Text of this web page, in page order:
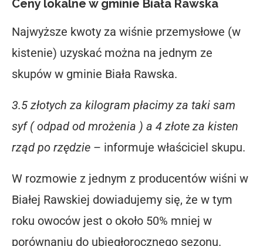
Ceny lokalne w gminie Biała Rawska
Najwyższe kwoty za wiśnie przemysłowe (w
kistenie) uzyskać można na jednym ze
skupów w gminie Biała Rawska.
3.5 złotych za kilogram płacimy za taki sam
syf ( odpad od mrożenia ) a 4 złote za kisten
rząd po rzędzie – informuje właściciel skupu.
W rozmowie z jednym z producentów wiśni w
Białej Rawskiej dowiadujemy się, że w tym
roku owoców jest o około 50% mniej w
porównaniu do ubiegłorocznego sezonu.